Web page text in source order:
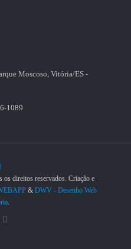
Moscoso, Vitória/ES -
1089
direitos reservados. Criação e
& DWV - Desenho Web
.